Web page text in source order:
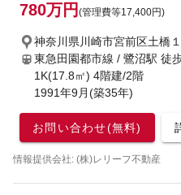
780万円 (管理費等17,400円)
神奈川県川崎市宮前区土橋
東急田園都市線 / 鷺沼駅 徒
1K(17.8㎡) 4階建/2階
1991年9月(築35年)
お問い合わせ(無料)
情報提供会社: (株)レリーフ不動産